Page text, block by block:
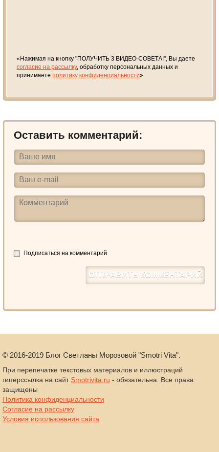
«Нажимая на кнопку "ПОЛУЧИТЬ 3 ВИДЕО-СОВЕТА!", Вы даете
согласие на рассылку, обработку персональных данных и
принимаете политику конфиденциальности»
Оставить комментарий:
Подписаться на комментарий
© 2016-2019 Блог Светланы Морозовой "Smotri Vita".
При перепечатке текстовых материалов и иллюстраций
гиперссылка на сайт Smotrivita.ru - обязательна. Все права
защищены
Политика конфиденциальности
Согласие на рассылку
Условия использования сайта